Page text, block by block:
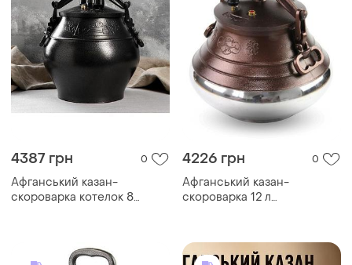
4387 грн 0
Афганський казан-
скороварка котелок 8
4226 грн 0
Афганський казан-
скороварка 12 л